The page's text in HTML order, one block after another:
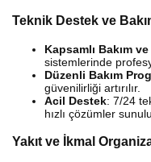
Teknik Destek ve
Kapsamlı Bakım ve
sistemlerinde
Düzenli Bakım
güvenilirliği artırılır.
Acil Destek: 7/24
hızlı çözümler
Yakıt ve İkmal